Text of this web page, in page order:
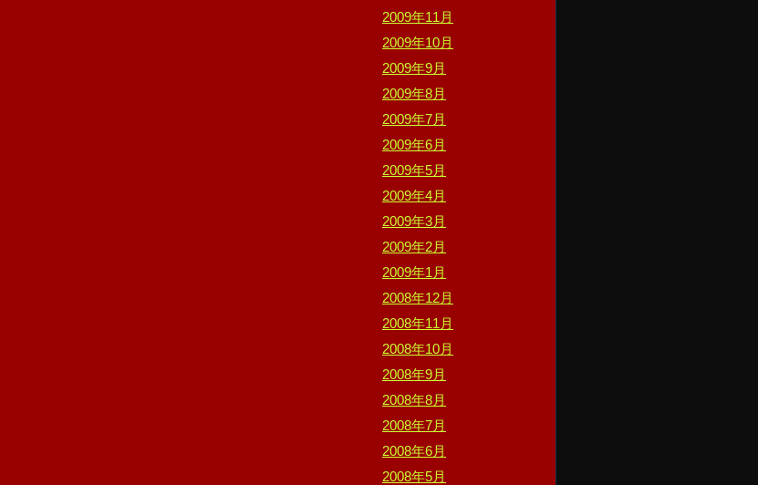
2009年11月
2009年10月
2009年9月
2009年8月
2009年7月
2009年6月
2009年5月
2009年4月
2009年3月
2009年2月
2009年1月
2008年12月
2008年11月
2008年10月
2008年9月
2008年8月
2008年7月
2008年6月
2008年5月